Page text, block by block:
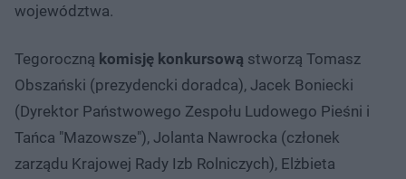
województwa.
Tegoroczną komisję konkursową stworzą Tomasz
Obszański (prezydencki doradca), Jacek Boniecki
(Dyrektor Państwowego Zespołu Ludowego Pieśni i
Tańca "Mazowsze"), Jolanta Nawrocka (członek
zarządu Krajowej Rady Izb Rolniczych), Elżbieta